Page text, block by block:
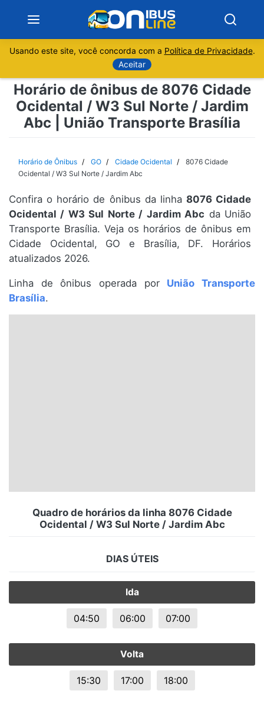
Sobre
Minas Gerais
Espírito Santo
Paraná
Santa Catarina
Usando este site, você concorda com a Política de Privacidade.
Aceitar
Horário de ônibus de 8076 Cidade
Ocidental / W3 Sul Norte / Jardim
Abc | União Transporte Brasília
Horário de Ônibus GO Cidade Ocidental
8076 Cidade
Ocidental / W3 Sul Norte / Jardim Abc
Confira o horário de ônibus da linha 8076 Cidade
Ocidental / W3 Sul Norte / Jardim Abc da União
Transporte Brasília. Veja os horários de ônibus em
Cidade Ocidental, GO e Brasília, DF. Horários
atualizados 2026.
Linha de ônibus operada por União Transporte
Brasília.
Quadro de horários da linha 8076 Cidade
Ocidental / W3 Sul Norte / Jardim Abc
DIAS ÚTEIS
Ida
04:50 06:00 07:00
Volta
15:30 17:00 18:00